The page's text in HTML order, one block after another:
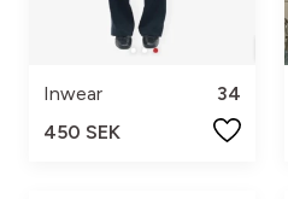
Inwear
34
450 SEK